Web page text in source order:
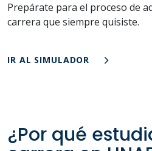
Prepárate para el proceso de
carrera que siempre quisiste.
IR AL SIMULADOR
¿Por qué